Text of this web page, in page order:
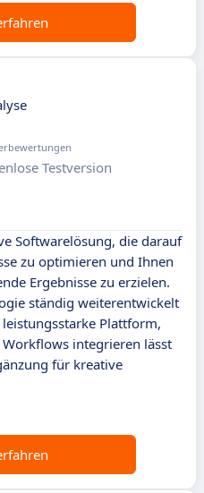
Testversion
Softwarelösung, die darauf
zu optimieren und Ihnen
Ergebnisse zu erzielen.
ständig weiterentwickelt
Plattform,
integrieren lässt
für kreative